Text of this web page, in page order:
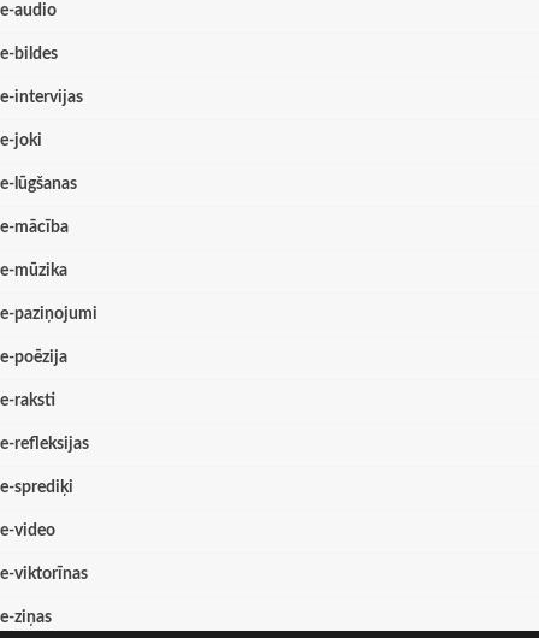
e-audio
e-bildes
e-intervijas
e-joki
e-lūgšanas
e-mācība
e-mūzika
e-paziņojumi
e-poēzija
e-raksti
e-refleksijas
e-sprediķi
e-video
e-viktorīnas
e-ziņas